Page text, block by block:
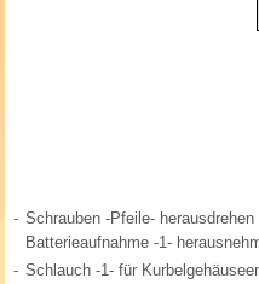
- Schrauben -Pfeile- herausdrehen
Batterieaufnahme -1-
- Schlauch -1- für